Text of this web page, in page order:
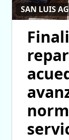
SAN LUIS